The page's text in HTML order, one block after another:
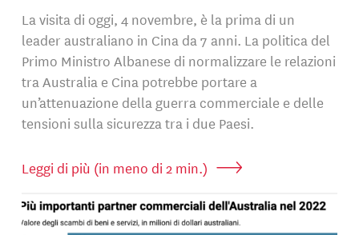
La visita di oggi, 4 novembre, è la prima di un
leader australiano in Cina da 7 anni. La politica del
Primo Ministro Albanese di normalizzare le relazioni
tra Australia e Cina potrebbe portare a
un’attenuazione della guerra commerciale e delle
tensioni sulla sicurezza tra i due Paesi.
Leggi di più (in meno di 2 min.)